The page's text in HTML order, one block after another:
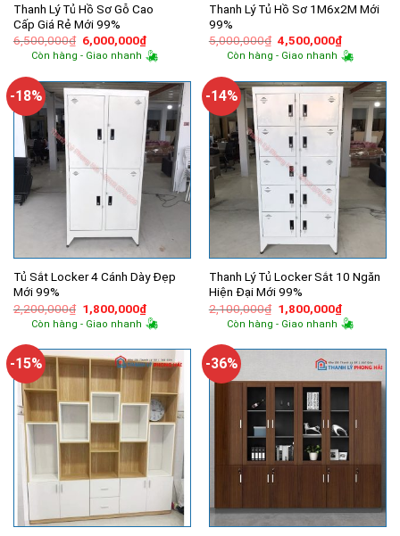
Thanh Lý Tủ Hồ Sơ Gỗ Cao
Cấp Giá Rẻ Mới 99%
6,500,000₫ Giá
gốc
là:
6,000,000₫Giá
hiện
tại
6,000,000₫.
Còn hàng - Giao nhanh
Thanh Lý Tủ Hồ Sơ 1M6x2M Mới
99%
5,000,000₫ Giá
gốc
là:
4,500,000₫Giá
hiện
tại
Còn hàng - Giao nhanh
-18%
Tủ Sắt Locker 4 Cánh Dày Đẹp
Mới 99%
2,200,000₫ Giá
gốc
là:
1,800,000₫Giá
hiện
tại
1,800,000₫.
Còn hàng - Giao nhanh
-14%
Thanh Lý Tủ Locker Sắt 10 Ngăn
Hiện Đại Mới 99%
2,100,000₫ Giá
gốc
là:
1,800,000₫Giá
hiện
tại
Còn hàng - Giao nhanh
-15% -36%